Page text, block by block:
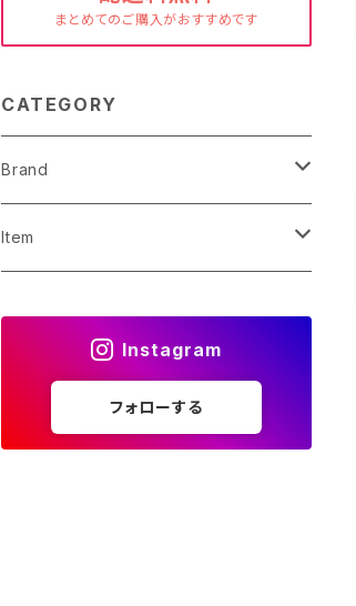
まとめてのご購入がおすすめです
CATEGORY
Brand
astri
Item
Instagram
フォローする